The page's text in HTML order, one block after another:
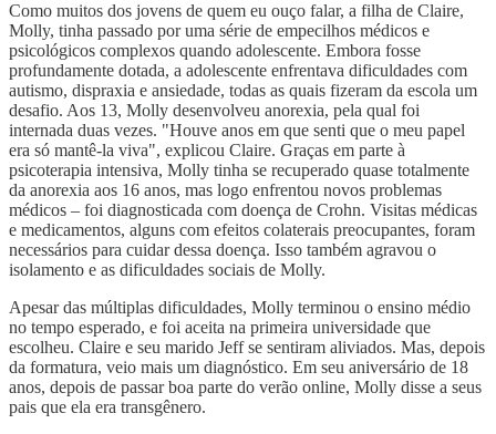
Como muitos dos jovens de quem eu ouço falar, a filha de Claire,
Molly, tinha passado por uma série de empecilhos médicos e
psicológicos complexos quando adolescente. Embora fosse
profundamente dotada, a adolescente enfrentava dificuldades com
autismo, dispraxia e ansiedade, todas as quais fizeram da escola um
desafio. Aos 13, Molly desenvolveu anorexia, pela qual foi
internada duas vezes. "Houve anos em que senti que o meu papel
era só mantê-la viva", explicou Claire. Graças em parte à
psicoterapia intensiva, Molly tinha se recuperado quase totalmente
da anorexia aos 16 anos, mas logo enfrentou novos problemas
médicos – foi diagnosticada com doença de Crohn. Visitas médicas
e medicamentos, alguns com efeitos colaterais preocupantes, foram
necessários para cuidar dessa doença. Isso também agravou o
isolamento e as dificuldades sociais de Molly.
Apesar das múltiplas dificuldades, Molly terminou o ensino médio
no tempo esperado, e foi aceita na primeira universidade que
escolheu. Claire e seu marido Jeff se sentiram aliviados. Mas, depois
da formatura, veio mais um diagnóstico. Em seu aniversário de 18
anos, depois de passar boa parte do verão online, Molly disse a seus
pais que ela era transgênero.